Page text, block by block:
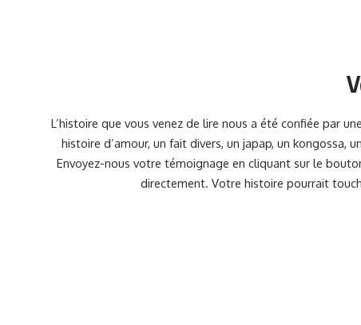
L’histoire que vous venez de lire nous a été confiée par
histoire d’amour, un fait divers, un japap, un kongossa,
Envoyez-nous votre témoignage en cliquant sur le
directement. Votre histoire pourrait